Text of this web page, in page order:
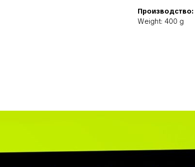
Производство:
Weight: 400 g